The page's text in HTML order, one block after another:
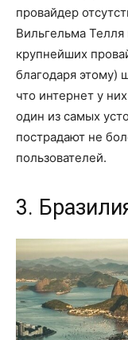
провайдер
Вильгельма
крупнейших
благодаря этому)
что интернет у
один из самых
пострадают не
пользователей.
3.